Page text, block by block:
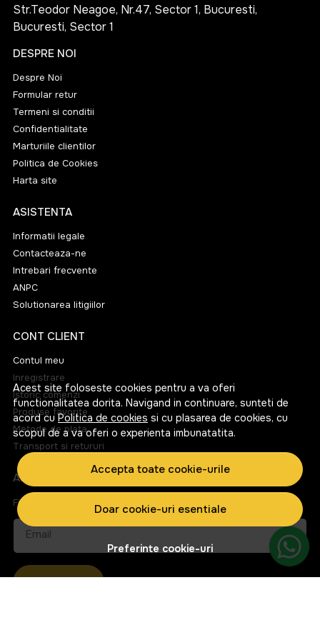
și autentice în cocktailuri, dar sunt și perfecte pentru a
fi savurate simple, oferind o experiență de degustare de
neuitat. Brandul Saber Elyzia continuă să impresioneze
rămânând fidel tradiției și inovației deopotrivă.
Acest site foloseste cookies pentru a va oferi
functionalitatea dorita. Navigand in continuare, sunteti de
acord cuPolitica de cookies si cu plasarea de cookies, cu
scopul de a va oferi o experienta imbunatatita.
Accepta toate cookie-urile
Doar cookie-uri esentiale
Preferinte cookie-uri
Str.Teodor Neagoe, Nr.47, Sector 1, Bucuresti,
Bucuresti, Sector 1
DESPRE NOI
Despre Noi
Formular retur
Termeni si conditii
Confidentialitate
Marturiile clientilor
Politica de Cookies
Harta site
ASISTENTA
Informatii legale
Contacteaza-ne
Intrebari frecvente
ANPC
Solutionarea litigiilor
CONT CLIENT
Contul meu
Inregistrare
Istoric comenzi
Produse favorite
Metode de plata
Transport si retururi
ABONEAZA-TE LA NEWSLETTER
Fii la curent cu toate promotiile si produsele noi din shop!
Email
Aboneaza-te